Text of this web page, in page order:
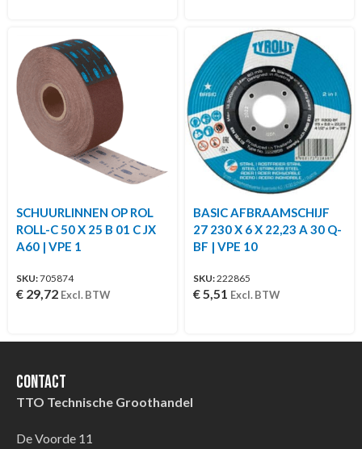
SCHUURLINNEN OP ROL
ROLL-C 50 X 25 B 01 C JX
A60 | VPE 1
SKU:705874
€ 29,72 Excl. BTW
BASIC AFBRAAMSCHIJF
27 230 X 6 X 22,23 A 30 Q-
BF | VPE 10
SKU:222865
€5,51 Excl. BTW
Contact
TTO Technische Groothandel
De Voorde 11